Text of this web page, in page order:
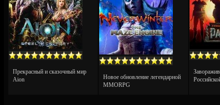
Прекрасный и сказочный мир
Aion
Новое обновление легендарной
MMORPG